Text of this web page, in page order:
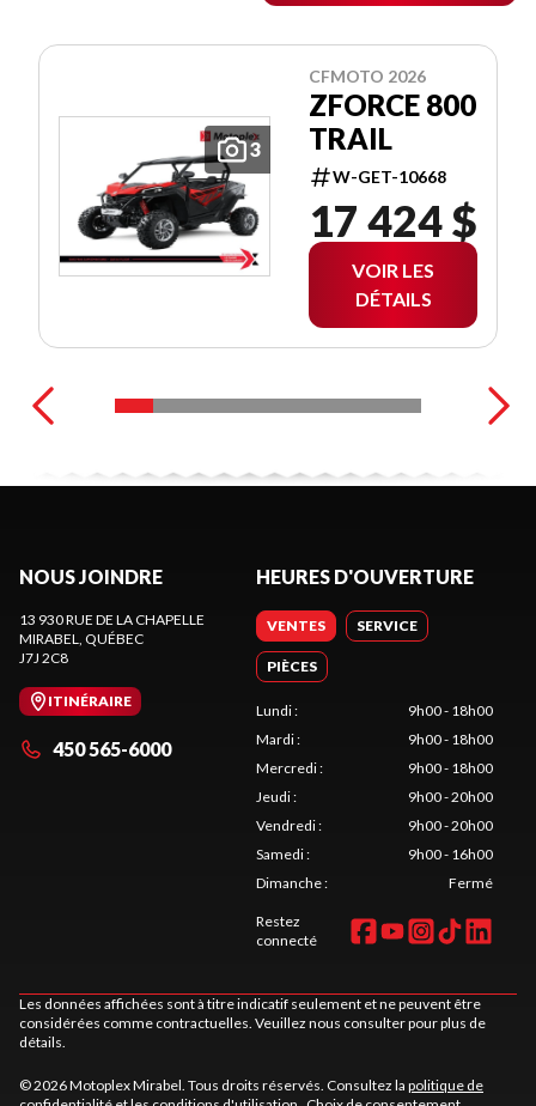
3
CFMOTO 2026
ZFORCE 800
TRAIL
W-GET-10668
17 424 $
VOIR LES
DÉTAILS
NOUS JOINDRE
13 930 RUE DE LA CHAPELLE
MIRABEL
, QUÉBEC
J7J 2C8
ITINÉRAIRE
450 565-6000
HEURES D'OUVERTURE
VENTES SERVICE
PIÈCES
Lundi:
9h00 - 18h00
Mardi:
9h00 - 18h00
Mercredi:
9h00 - 18h00
Jeudi:
9h00 - 20h00
Vendredi:
9h00 - 20h00
Samedi:
9h00 - 16h00
Dimanche: Fermé
Restez
connecté
Les données affichées sont à titre indicatif seulement et ne peuvent être
considérées comme contractuelles. Veuillez nous consulter pour plus de
détails.
© 2026 Motoplex Mirabel. Tous droits réservés. Consultez la politique de